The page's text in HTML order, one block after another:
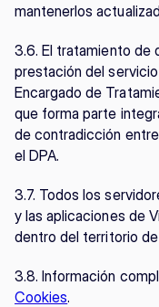
mantenerlos
3.6. El tratamiento de
prestación del
Encargado de
que forma parte
de contradicción
el DPA.
3.7. Todos los
y las aplicaciones de
dentro del territorio de
3.8. Información
Cookies.